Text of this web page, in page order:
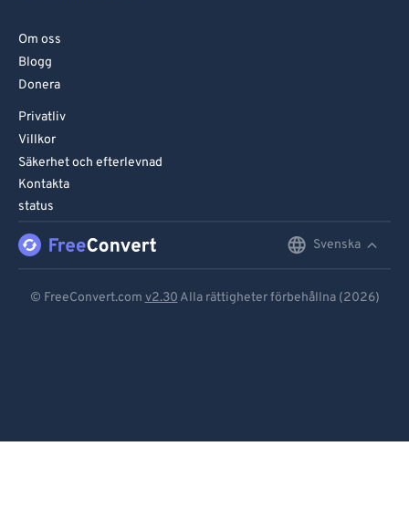
Om oss
Blogg
Donera
Privatliv
Villkor
Säkerhet och efterlevnad
Kontakta
status
Svenska
© FreeConvert.com v2.30 Alla rättigheter förbehållna (2026)